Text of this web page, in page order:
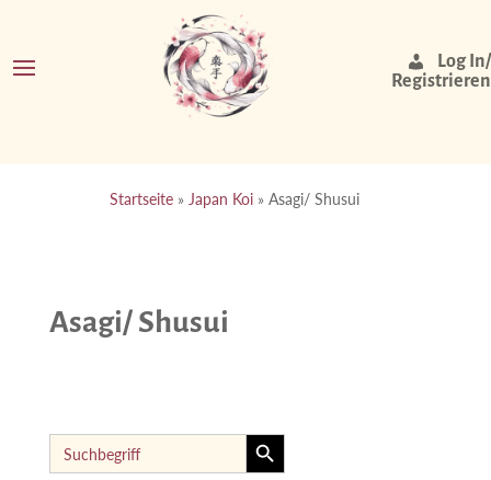
Log In/
Registrieren
Startseite » Japan Koi » Asagi/ Shusui
Asagi/ Shusui
Search
for:
Search Button